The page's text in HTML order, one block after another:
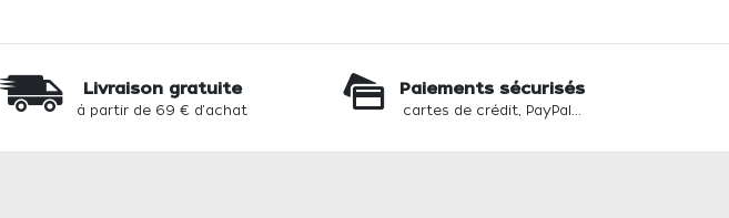
Livraison gratuite
à partir de 69 € d'achat
Paiements sécurisés
cartes de crédit, PayPal...